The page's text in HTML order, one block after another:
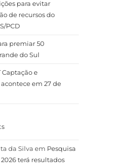
para evitar
de recursos do
PCD
premiar 50
do Sul
Captação e
em 27 de
da Silva em Pesquisa
terá resultados